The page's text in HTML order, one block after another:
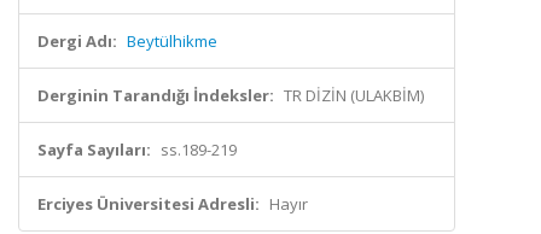
Dergi Adı: Beytülhikme
Derginin Tarandığı İndeksler: TR DİZİN (ULAKBİM)
Sayfa Sayıları: ss.189-219
Erciyes Üniversitesi Adresli: Hayır